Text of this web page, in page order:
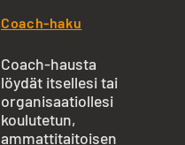
Coach-haku
Coach-hausta
löydät itsellesi tai
organisaatiollesi
koulutetun,
ammattitaitoisen